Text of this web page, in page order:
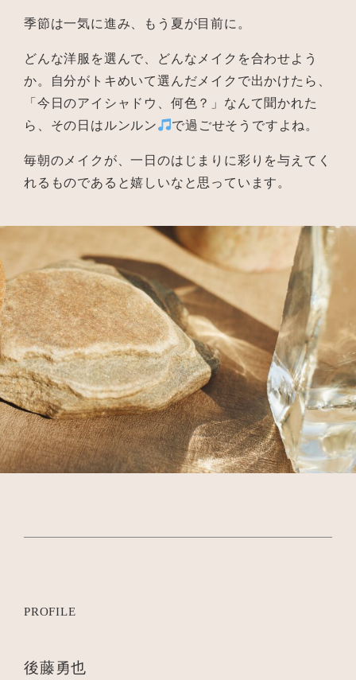
季節は一気に進み、もう夏が目前に。
どんな洋服を選んで、どんなメイクを合わせよう
か。自分がトキめいて選んだメイクで出かけたら、
「今日のアイシャドウ、何色？」なんて聞かれた
ら、その日はルンルン
で過ごせそうですよね。
毎朝のメイクが、一日のはじまりに彩りを与えてく
れるものであると嬉しいなと思っています。
PROFILE
後藤勇也